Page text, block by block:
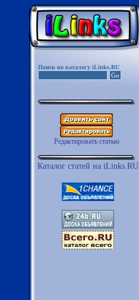
Поиск по каталогу iLinks.RU
Редактировать статью
Каталог статей на iLinks.RU